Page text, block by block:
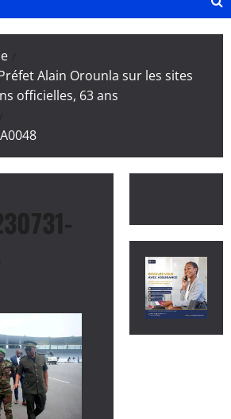
Alain Orounla sur les sites
officielles, 63 ans